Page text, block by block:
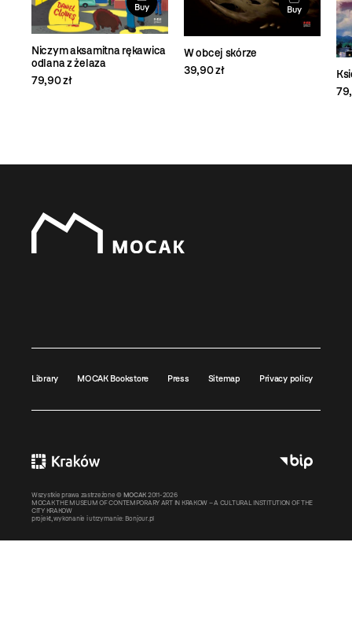
Buy
Niczym aksamitna rękawica
odlana z żelaza
79,90 zł
Buy
W obcej skórze
39,90 zł
Library MOCAK Bookstore Press Sitemap Privacy policy
Wszystkie prawa zastrzeżone © MOCAK 2011-2026
MOCAK THE MUSEUM OF CONTEMPORARY ART IN KRAKOW – A CULTURAL INSTITUTION OF THE
CITY KRAKOW
projekt, wykonanie i utrzymanie: Bonjour.pl